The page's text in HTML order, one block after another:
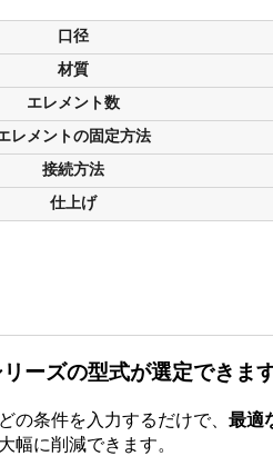
口径
材質
エレメント数
レメントの固定方法
接続方法
仕上げ
ーズの型式が選定できま
の条件を入力するだけで、 最適
幅に削減できます。